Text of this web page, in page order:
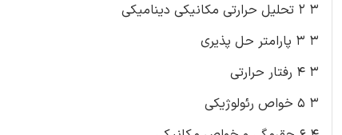
۳ ۲ تحلیل حرارتی مکانیکی دینامیکی
۳ ۳ پارامتر حل پذیری
۳ ۴ رفتار حرارتی
۳ ۵ خواص رئولوژیکی